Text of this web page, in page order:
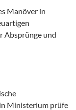
Manöver in
Absprünge und
Ministerium prüfe